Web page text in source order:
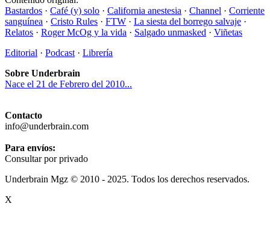
Bastardos · Café (y) solo · California anestesia · Channel · Corriente
sanguínea · Cristo Rules · FTW · La siesta del borrego salvaje ·
Relatos · Roger McOg y la vida · Salgado unmasked · Viñetas
Editorial · Podcast · Librería
Sobre Underbrain
Nace el 21 de Febrero del 2010...
Contacto
info@underbrain.com
Para envíos:
Consultar por privado
Underbrain Mgz © 2010 - 2025. Todos los derechos reservados.
X